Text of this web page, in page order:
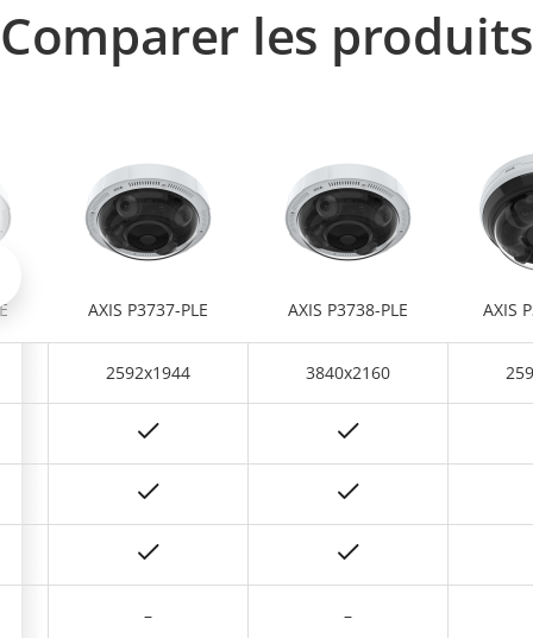
Comparer les produits
AXIS P3737-PLE AXIS P3738-PLE AXIS
2592x1944 3840x2160
– –